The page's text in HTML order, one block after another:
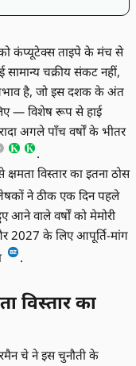
कंप्यूटेक्स ताइपे के मंच से
सामान्य चक्रीय संकट नहीं,
अभाव है, जो इस दशक के अंत
— विशेष रूप से हाई
अगले पाँच वर्षों के भीतर
.
विस्तार का इतना ठोस
ने ठीक एक दिन पहले
आने वाले वर्षों को मेमोरी
2027 के लिए आपूर्ति-मांग
.
विस्तार का
चे ने इस चुनौती के